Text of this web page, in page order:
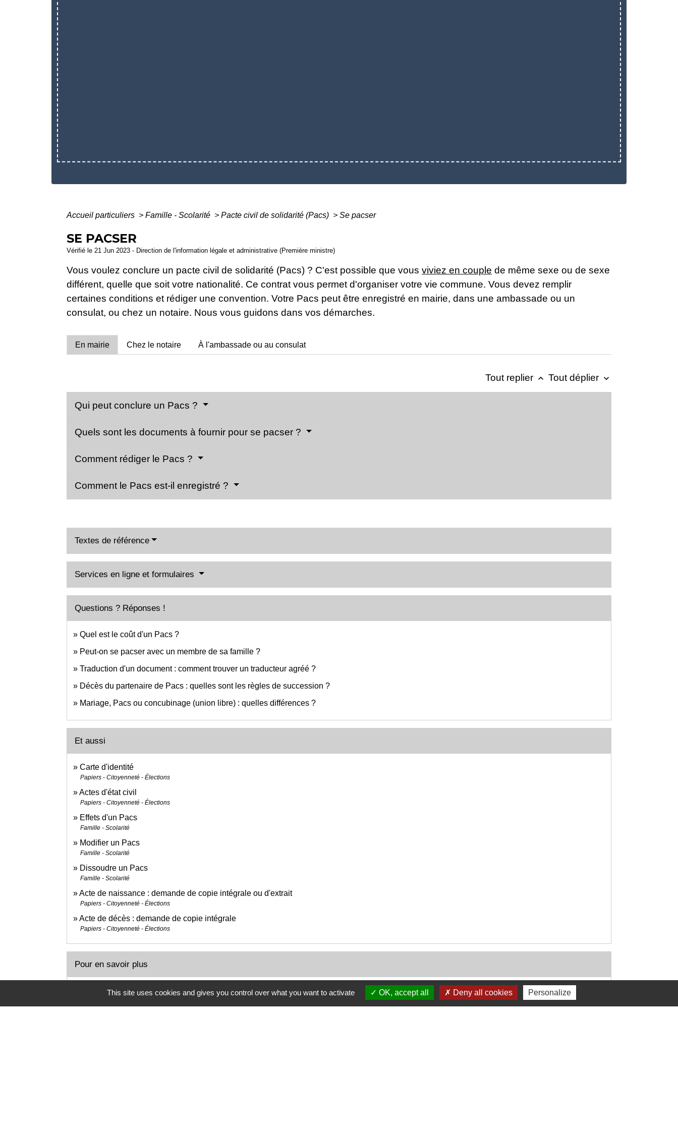
Accueil particuliers > Famille - Scolarité > Pacte civil de solidarité (Pacs) > Se pacser
SE PACSER
Vérifié le 21 Jun 2023 - Direction de l'information légale et administrative (Première ministre)
Vous voulez conclure un pacte civil de solidarité (Pacs) ? C'est possible que vous viviez en couple de même sexe ou de sexe
différent, quelle que soit votre nationalité. Ce contrat vous permet d'organiser votre vie commune. Vous devez remplir
certaines conditions et rédiger une convention. Votre Pacs peut être enregistré en mairie, dans une ambassade ou un
consulat, ou chez un notaire. Nous vous guidons dans vos démarches.
En mairie Chez le notaire À l'ambassade ou au consulat
Tout replier keyboard_arrow_up Tout déplier keyboard_arrow_down
Qui peut conclure un Pacs ?
Quels sont les documents à fournir pour se pacser ?
Comment rédiger le Pacs ?
Comment le Pacs est-il enregistré ?
Textes de référence
Services en ligne et formulaires
Questions ? Réponses !
Quel est le coût d'un Pacs ?
Peut-on se pacser avec un membre de sa famille ?
Traduction d'un document : comment trouver un traducteur agréé ?
Décès du partenaire de Pacs : quelles sont les règles de succession ?
Mariage, Pacs ou concubinage (union libre) : quelles différences ?
Et aussi
Carte d'identité
Papiers - Citoyenneté - Élections
Actes d'état civil
Papiers - Citoyenneté - Élections
Effets d'un Pacs
Famille - Scolarité
Modifier un Pacs
Famille - Scolarité
Dissoudre un Pacs
Famille - Scolarité
Acte de naissance : demande de copie intégrale ou d'extrait
Papiers - Citoyenneté - Élections
Acte de décès : demande de copie intégrale
Papiers - Citoyenneté - Élections
Pour en savoir plus
Couples en Europeopen_in_new
This site uses cookies and gives you control over what you want to activate OK, accept all Deny all cookies Personalize